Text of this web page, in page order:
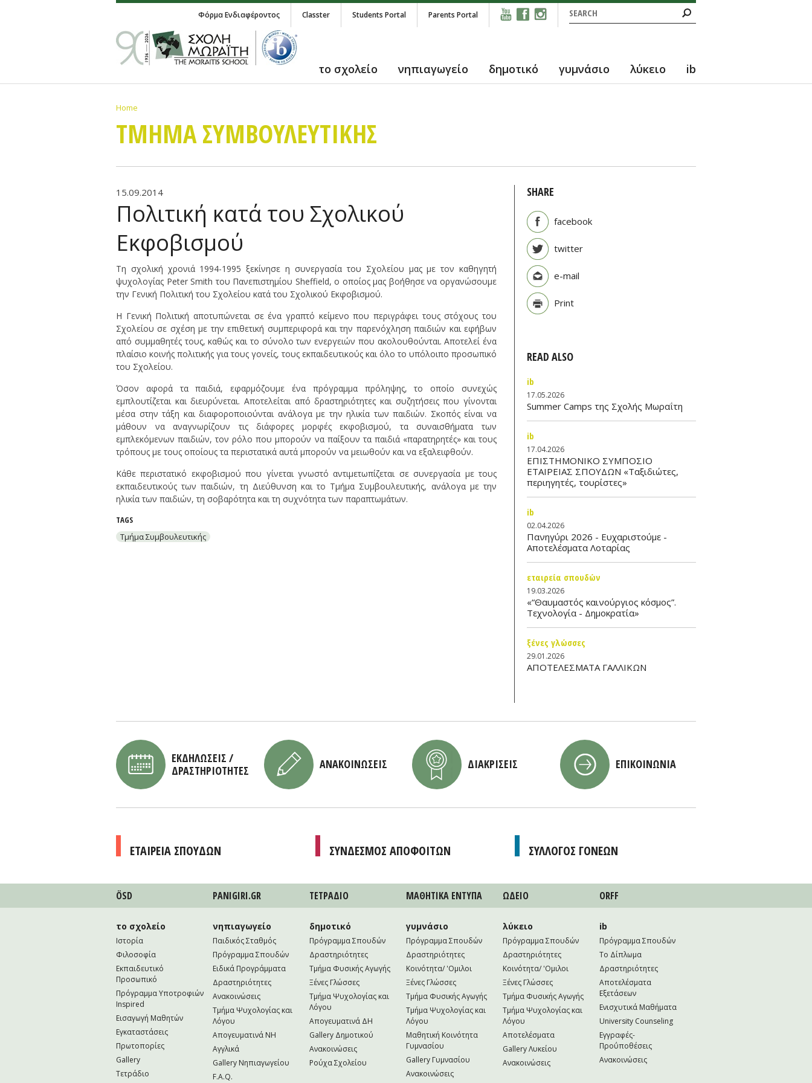
Search form
Search
Φόρμα Ενδιαφέροντος Classter Students Portal Parents Portal
το σχολείο νηπιαγωγείο δημοτικό γυμνάσιο λύκειο ib
Home
ΤΜΗΜΑ ΣΥΜΒΟΥΛΕΥΤΙΚΗΣ
15.09.2014
Πολιτική κατά του Σχολικού
Εκφοβισμού
Τη σχολική χρονιά 1994-1995 ξεκίνησε η συνεργασία του Σχολείου μας με τον καθηγητή
ψυχολογίας Peter Smith του Πανεπιστημίου Sheffield, ο οποίος μας βοήθησε να οργανώσουμε
την Γενική Πολιτική του Σχολείου κατά του Σχολικού Εκφοβισμού.
Η Γενική Πολιτική αποτυπώνεται σε ένα γραπτό κείμενο που περιγράφει τους στόχους του
Σχολείου σε σχέση με την επιθετική συμπεριφορά και την παρενόχληση παιδιών και εφήβων
από συμμαθητές τους, καθώς και το σύνολο των ενεργειών που ακολουθούνται. Αποτελεί ένα
πλαίσιο κοινής πολιτικής για τους γονείς, τους εκπαιδευτικούς και όλο το υπόλοιπο προσωπικό
του Σχολείου.
Όσον αφορά τα παιδιά, εφαρμόζουμε ένα πρόγραμμα πρόληψης, το οποίο συνεχώς
εμπλουτίζεται και διευρύνεται. Αποτελείται από δραστηριότητες και συζητήσεις που γίνονται
μέσα στην τάξη και διαφοροποιούνται ανάλογα με την ηλικία των παιδιών. Σκοπός είναι να
μάθουν να αναγνωρίζουν τις διάφορες μορφές εκφοβισμού, τα συναισθήματα των
εμπλεκόμενων παιδιών, τον ρόλο που μπορούν να παίξουν τα παιδιά «παρατηρητές» και τους
τρόπους με τους οποίους τα περιστατικά αυτά μπορούν να μειωθούν και να εξαλειφθούν.
Κάθε περιστατικό εκφοβισμού που γίνεται γνωστό αντιμετωπίζεται σε συνεργασία με τους
εκπαιδευτικούς των παιδιών, τη Διεύθυνση και το Τμήμα Συμβουλευτικής, ανάλογα με την
ηλικία των παιδιών, τη σοβαρότητα και τη συχνότητα των παραπτωμάτων.
TAGS
Τμήμα Συμβουλευτικής
SHARE
facebook
twitter
e-mail
Print
READ ALSO
ib
17.05.2026
Summer Camps της Σχολής Μωραΐτη
ib
17.04.2026
ΕΠΙΣΤΗΜΟΝΙΚΟ ΣΥΜΠΟΣΙΟ
ΕΤΑΙΡΕΙΑΣ ΣΠΟΥΔΩΝ «Ταξιδιώτες,
περιηγητές, τουρίστες»
ib
02.04.2026
Πανηγύρι 2026 - Ευχαριστούμε -
Αποτελέσματα Λοταρίας
εταιρεία σπουδών
19.03.2026
«“Θαυμαστός καινούργιος κόσμος”.
Τεχνολογία - Δημοκρατία»
ξένες γλώσσες
29.01.2026
ΑΠΟΤΕΛΕΣΜΑΤΑ ΓΑΛΛΙΚΩΝ
ΕΚΔΗΛΩΣΕΙΣ /
ΔΡΑΣΤΗΡΙΟΤΗΤΕΣ
ΑΝΑΚΟΙΝΩΣΕΙΣ ΔΙΑΚΡΙΣΕΙΣ ΕΠΙΚΟΙΝΩΝΙΑ
ΕΤΑΙΡΕΙΑ ΣΠΟΥΔΩΝ ΣΥΝΔΕΣΜΟΣ ΑΠΟΦΟΙΤΩΝ ΣΥΛΛΟΓΟΣ ΓΟΝΕΩΝ
ÖSD PANIGIRI.GR ΤΕΤΡAΔΙΟ ΜΑΘΗΤΙΚA ΕΝΤΥΠΑ ΩΔΕΙΟ ORFF
το σχολείο
Ιστορία
Φιλοσοφία
Εκπαιδευτικό
Προσωπικό
Πρόγραμμα Υποτροφιών
Inspired
Εισαγωγή Μαθητών
Εγκαταστάσεις
Πρωτοπορίες
Gallery
Τετράδιο
νηπιαγωγείο
Παιδικός Σταθμός
Πρόγραμμα Σπουδών
Ειδικά Προγράμματα
Δραστηριότητες
Ανακοινώσεις
Τμήμα Ψυχολογίας και
Λόγου
Απογευματινά NH
Αγγλικά
Gallery Νηπιαγωγείου
F.A.Q.
δημοτικό
Πρόγραμμα Σπουδών
Δραστηριότητες
Τμήμα Φυσικής Αγωγής
Ξένες Γλώσσες
Τμήμα Ψυχολογίας και
Λόγου
Απογευματινά ΔΗ
Gallery Δημοτικού
Ανακοινώσεις
Ρούχα Σχολείου
γυμνάσιο
Πρόγραμμα Σπουδών
Δραστηριότητες
Κοινότητα/ 'Ομιλοι
Ξένες Γλώσσες
Τμήμα Φυσικής Αγωγής
Τμήμα Ψυχολογίας και
Λόγου
Μαθητική Κοινότητα
Γυμνασίου
Gallery Γυμνασίου
Ανακοινώσεις
λύκειο
Πρόγραμμα Σπουδών
Δραστηριότητες
Κοινότητα/ 'Ομιλοι
Ξένες Γλώσσες
Τμήμα Φυσικής Αγωγής
Τμήμα Ψυχολογίας και
Λόγου
Αποτελέσματα
Gallery Λυκείου
Ανακοινώσεις
ib
Πρόγραμμα Σπουδών
Το Δίπλωμα
Δραστηριότητες
Αποτελέσματα
Εξετάσεων
Ενισχυτικά Μαθήματα
University Counseling
Εγγραφές-
Προΰποθέσεις
Ανακοινώσεις